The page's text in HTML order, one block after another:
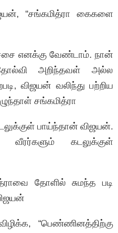
“சங்கமித்ரா கைகளை
எனக்கு வேண்டாம். நான்
தோல்வி அறிந்தவள் அல்ல
விஜயன் வலிந்து பற்றிய
சங்கமித்ரா
பாய்ந்தான் விஜயன்.
கடலுக்குள்
தோளில் சுமந்த படி
“பெண்ணினத்திற்கு